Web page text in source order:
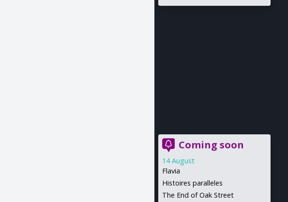
Coming soon
14 August
Flavia
Histoires paralleles
The End of Oak Street